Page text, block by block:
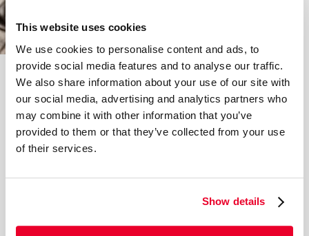
This website uses cookies
We use cookies to personalise content and ads, to
provide social media features and to analyse our traffic.
We also share information about your use of our site with
our social media, advertising and analytics partners who
may combine it with other information that you’ve
provided to them or that they’ve collected from your use
of their services.
Show details